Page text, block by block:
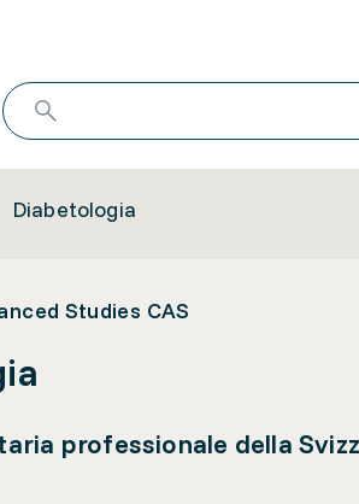
Diabetologia
Studies CAS
professionale della